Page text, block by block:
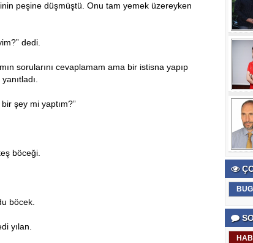
peşine düşmüştü. Onu tam yemek üzereyken
dedi.
sorularını cevaplamam ama bir istisna yapıp
şey mi yaptım?”
böceği.
böcek.
yılan.